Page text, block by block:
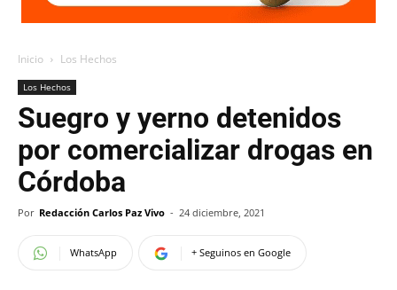
Inicio Los Hechos
Los Hechos
Suegro y yerno detenidos
por comercializar drogas en
Córdoba
Por Redacción Carlos Paz Vivo - 24 diciembre, 2021
WhatsApp + Seguinos en Google